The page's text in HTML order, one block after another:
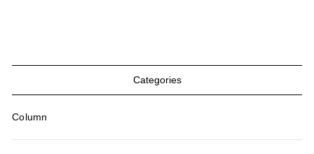
Categories
Column